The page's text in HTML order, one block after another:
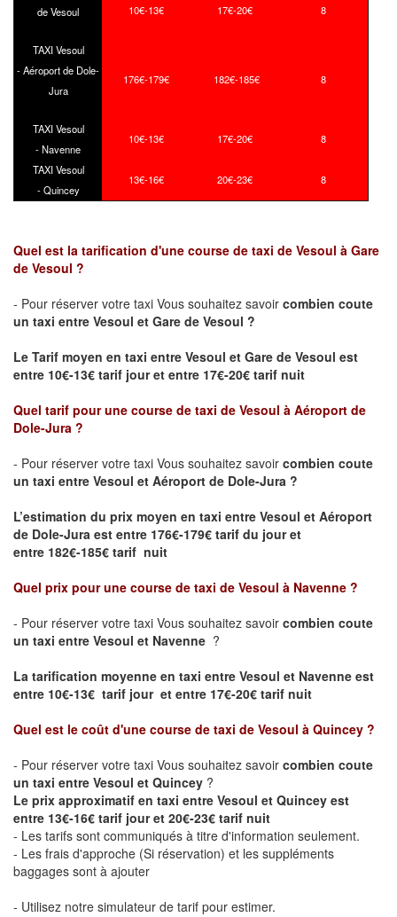
de Vesoul
10€-13€ 17€-20€ 8
TAXI Vesoul
- Aéroport de Dole-
Jura
176€-179€ 182€-185€ 8
TAXI Vesoul
- Navenne
10€-13€ 17€-20€ 8
TAXI Vesoul
- Quincey
13€-16€ 20€-23€ 8
Quel est la tarification d'une course de taxi de Vesoul à Gare
de Vesoul ?
- Pour réserver votre taxi Vous souhaitez savoir combien coute
un taxi entre Vesoul et Gare de Vesoul ?
Le Tarif moyen en taxi entre Vesoul et Gare de Vesoul est
entre 10€-13€ tarif jour et entre 17€-20€ tarif nuit
Quel tarif pour une course de taxi de Vesoul à Aéroport de
Dole-Jura ?
- Pour réserver votre taxi Vous souhaitez savoir combien coute
un taxi entre Vesoul et Aéroport de Dole-Jura ?
L’estimation du prix moyen en taxi entre Vesoul et Aéroport
de Dole-Jura est entre 176€-179€ tarif du jour et
entre 182€-185€ tarif nuit
Quel prix pour une course de taxi de Vesoul à Navenne ?
- Pour réserver votre taxi Vous souhaitez savoir combien coute
un taxi entre Vesoul et Navenne ?
La tarification moyenne en taxi entre Vesoul et Navenne est
entre 10€-13€ tarif jour et entre 17€-20€ tarif nuit
Quel est le coût d'une course de taxi de Vesoul à Quincey ?
- Pour réserver votre taxi Vous souhaitez savoir combien coute
un taxi entre Vesoul et Quincey ?
Le prix approximatif en taxi entre Vesoul et Quincey est
entre 13€-16€ tarif jour et 20€-23€ tarif nuit
- Les tarifs sont communiqués à titre d'information seulement.
- Les frais d'approche (Si réservation) et les suppléments
baggages sont à ajouter
- Utilisez notre simulateur de tarif pour estimer.